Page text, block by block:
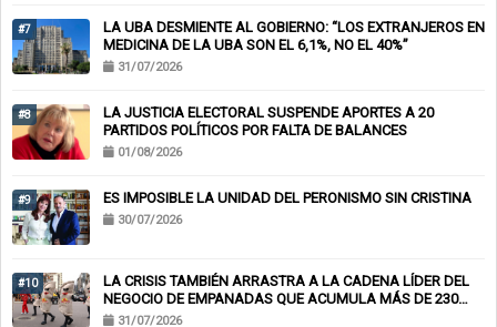
#7
LA UBA DESMIENTE AL GOBIERNO: “LOS EXTRANJEROS EN
MEDICINA DE LA UBA SON EL 6,1%, NO EL 40%”
31/07/2026
#8
LA JUSTICIA ELECTORAL SUSPENDE APORTES A 20
PARTIDOS POLÍTICOS POR FALTA DE BALANCES
01/08/2026
#9 ES IMPOSIBLE LA UNIDAD DEL PERONISMO SIN CRISTINA
30/07/2026
#10
LA CRISIS TAMBIÉN ARRASTRA A LA CADENA LÍDER DEL
NEGOCIO DE EMPANADAS QUE ACUMULA MÁS DE 230
CHEQUES RECHAZADOS Y PONE EN RIESGO CIENTOS DE
31/07/2026